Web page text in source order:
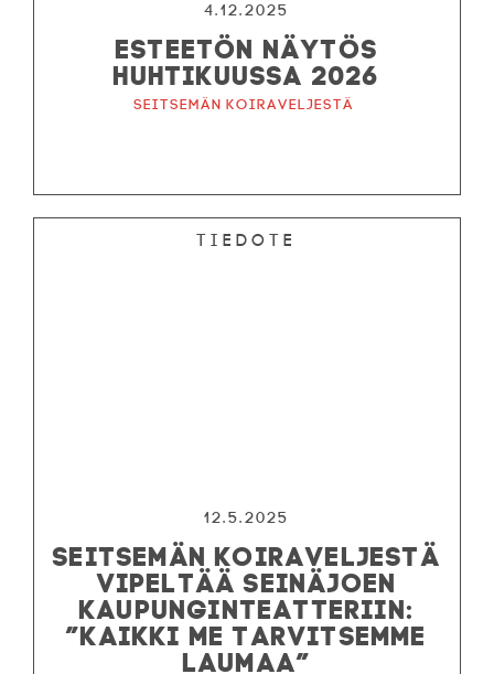
4.12.2025
ESTEETÖN NÄYTÖS
HUHTIKUUSSA 2026
Seitsemän koiraveljestä
Tiedote
12.5.2025
SEITSEMÄN KOIRAVELJESTÄ
VIPELTÄÄ SEINÄJOEN
KAUPUNGINTEATTERIIN:
”KAIKKI ME TARVITSEMME
LAUMAA”